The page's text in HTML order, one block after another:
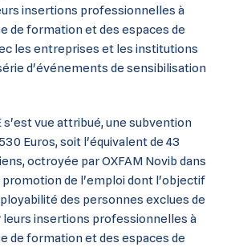
insertions professionnelles à
de formation et des espaces de
les entreprises et les institutions
d'événements de sensibilisation
s'est vue attribué, une subvention
Euros, soit l'équivalent de 43
octroyée par OXFAM Novib dans
promotion de l'emploi dont l'objectif
des personnes exclues de
leurs insertions professionnelles à
de formation et des espaces de